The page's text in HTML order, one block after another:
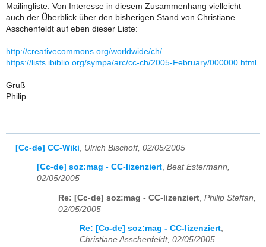
Mailingliste. Von Interesse in diesem Zusammenhang vielleicht
auch der Überblick über den bisherigen Stand von Christiane
Asschenfeldt auf eben dieser Liste:
http://creativecommons.org/worldwide/ch/
https://lists.ibiblio.org/sympa/arc/cc-ch/2005-February/000000.html
Gruß
Philip
[Cc-de] CC-Wiki Ulrich Bischoff, 02/05/2005
[Cc-de] soz:mag - CC-lizenziert, Beat Estermann,
02/05/2005
Re: [Cc-de] soz:mag - CC-lizenziert Philip Steffan,
02/05/2005
Re: [Cc-de] soz:mag - CC-lizenziert,
Christiane Asschenfeldt, 02/05/2005